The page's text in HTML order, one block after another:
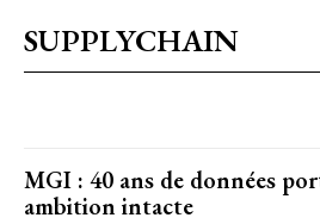
SUPPLYCHAIN
MGI : 40 ans de données
ambition intacte